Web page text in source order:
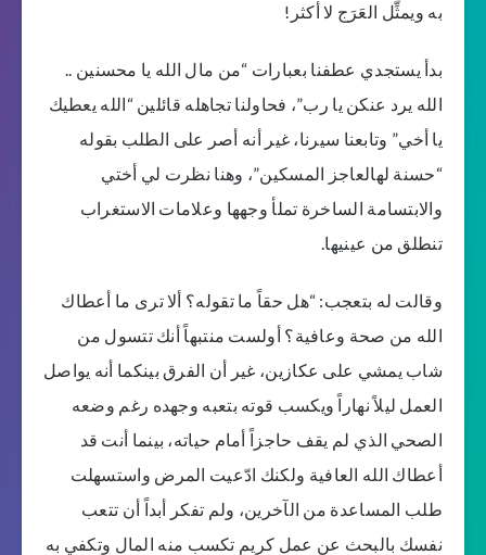
به ويمثِّل العَرَج لا أكثر!
بدأ يستجدي عطفنا بعبارات “من مال الله يا محسنين ..
الله يرد عنكن يا رب”، فحاولنا تجاهله قائلين “الله يعطيك
يا أخي” وتابعنا سيرنا، غير أنه أصر على الطلب بقوله
“حسنة لهالعاجز المسكين”، وهنا نظرت لي أختي
والابتسامة الساخرة تملأ وجهها وعلامات الاستغراب
تنطلق من عينيها.
وقالت له بتعجب: “هل حقاً ما تقوله؟ ألا ترى ما أعطاك
الله من صحة وعافية؟ أولست منتبهاً أنك تتسول من
شاب يمشي على عكازين، غير أن الفرق بينكما أنه يواصل
العمل ليلاً نهاراً ويكسب قوته بتعبه وجهده رغم وضعه
الصحي الذي لم يقف حاجزاً أمام حياته، بينما أنت قد
أعطاك الله العافية ولكنك ادّعيت المرض واستسهلت
طلب المساعدة من الآخرين، ولم تفكر أبداً أن تتعب
نفسك بالبحث عن عمل كريم تكسب منه المال وتكفي به